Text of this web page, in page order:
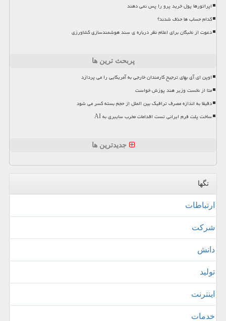
اپراتورها پول خرید پرو را پس نمی دهند
کدام حساب ها حذف شدند؟
دعوت از نخبگان برای اعلام نظر درباره ی سند هوشمندسازی کشاورزی
پربحث ترین ها
اوپن ای آی بهای ترجیح کارمندان خارجی به آمریکایی را می پردازد
متا از نخست وزیر هند پوزش خواست
دقیقا به اندازه مصرف ترافیک بین الملل از حجم بسته کسر می شود
ساخت پلت فرم ایرانی تست اقدامات مخرب سایبری به AI
جدیدترین ها
تگها
ارتباطات
شركت
دانش
تولید
اینترنت
خدمات